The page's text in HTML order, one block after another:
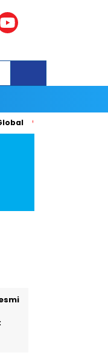
Ingin Tampil